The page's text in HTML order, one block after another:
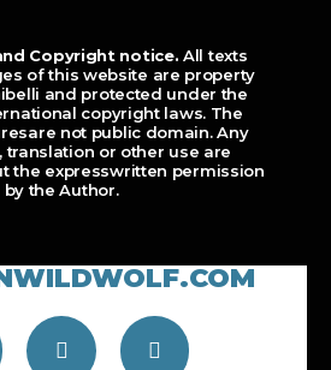
Copyright notice. All texts
of this website are property
and protected under the
copyright laws. The
not public domain. Any
translation or other use are
the expresswritten permission
by the Author.